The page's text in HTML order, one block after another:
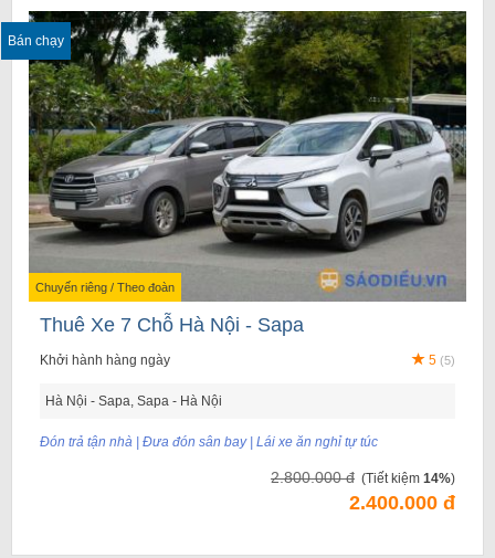
Bán chạy
Chuyến riêng / Theo đoàn
Thuê Xe 7 Chỗ Hà Nội - Sapa
Khởi hành hàng ngày 5 (5)
Hà Nội - Sapa, Sapa - Hà Nội
Đón trả tận nhà | Đưa đón sân bay | Lái xe ăn nghỉ tự túc
2.800.000 đ (Tiết kiệm 14%)
2.400.000 đ